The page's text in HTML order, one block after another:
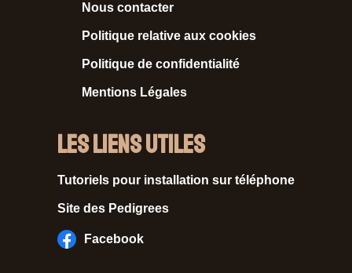
Nous contacter
Politique relative aux cookies
Politique de confidentialité
Mentions Légales
Les liens utiles
Tutoriels pour installation sur téléphone
Site des Pedigrees
Facebook